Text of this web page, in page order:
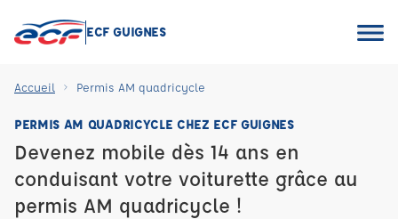
ECF GUIGNES
Accueil Permis AM quadricycle
PERMIS AM QUADRICYCLE CHEZ ECF GUIGNES
Devenez mobile dès 14 ans en
conduisant votre voiturette grâce au
permis AM quadricycle !